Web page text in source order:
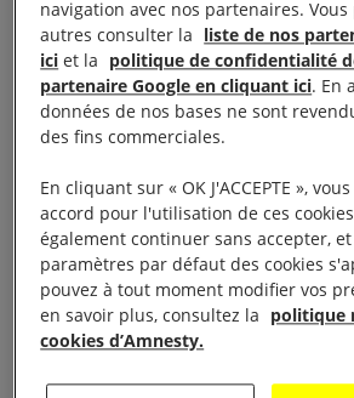
choix, ils partent à pied. Ils savent
deux kilomètres, la PAF (police de
frontières) est aux aguets. «C’est
la montagne dangereuse»,
Rousseau, de l’association Tous
en aide aux réfugiés dans cette
navigation avec nos partenaires.
autres consulter la liste de nos
ici et la politique de confidentialité
partenaire Google en cliquant ici. En
données de nos bases ne sont
des fins commerciales.
En cliquant sur « OK J'ACCEPTE »,
accord pour l'utilisation de ces
également continuer sans accepter, et
paramètres par défaut des cookies
pouvez à tout moment modifier vos
en savoir plus, consultez la politique
cookies d’Amnesty.